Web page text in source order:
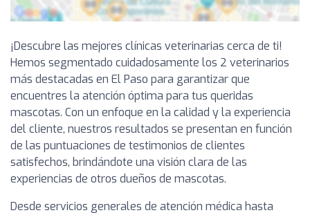
¡Descubre las mejores clínicas veterinarias cerca de ti!
Hemos segmentado cuidadosamente los 2 veterinarios
más destacadas en El Paso para garantizar que
encuentres la atención óptima para tus queridas
mascotas. Con un enfoque en la calidad y la experiencia
del cliente, nuestros resultados se presentan en función
de las puntuaciones de testimonios de clientes
satisfechos, brindándote una visión clara de las
experiencias de otros dueños de mascotas.
Desde servicios generales de atención médica hasta